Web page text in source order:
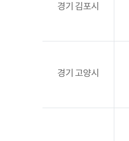
경기 김포시
경기 고양시